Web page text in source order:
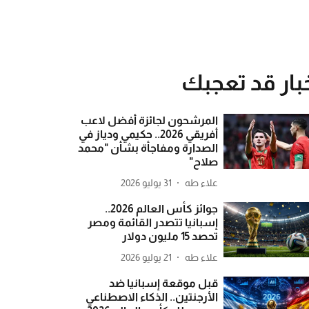
قد تعجبك
المرشحون لجائزة أفضل لاعب
أفريقي 2026.. حكيمي ودياز في
الصدارة ومفاجأة بشأن "محمد
صلاح"
علاء طه 31 يوليو 2026
جوائز كأس العالم 2026..
إسبانيا تتصدر القائمة ومصر
تحصد 15 مليون دولار
علاء طه 21 يوليو 2026
قبل موقعة إسبانيا ضد
الأرجنتين.. الذكاء الاصطناعي